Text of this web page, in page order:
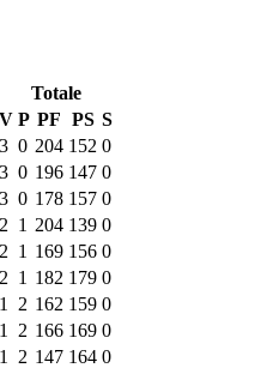
Totale
V P PF PS S
3 0 204 152 0
3 0 196 147 0
3 0 178 157 0
2 1 204 139 0
2 1 169 156 0
2 1 182 179 0
1 2 162 159 0
1 2 166 169 0
1 2 147 164 0